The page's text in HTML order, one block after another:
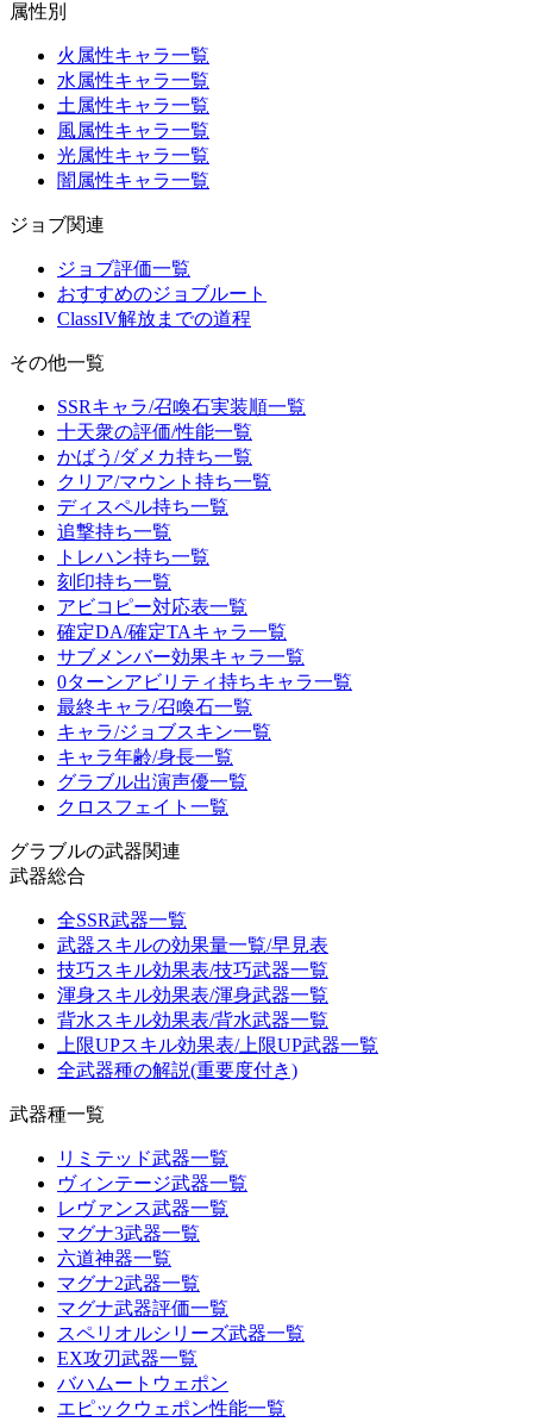
属性別
火属性キャラ一覧
水属性キャラ一覧
土属性キャラ一覧
風属性キャラ一覧
光属性キャラ一覧
闇属性キャラ一覧
ジョブ関連
ジョブ評価一覧
おすすめのジョブルート
ClassIV解放までの道程
その他一覧
SSRキャラ/召喚石実装順一覧
十天衆の評価/性能一覧
かばう/ダメカ持ち一覧
クリア/マウント持ち一覧
ディスペル持ち一覧
追撃持ち一覧
トレハン持ち一覧
刻印持ち一覧
アビコピー対応表一覧
確定DA/確定TAキャラ一覧
サブメンバー効果キャラ一覧
0ターンアビリティ持ちキャラ一覧
最終キャラ/召喚石一覧
キャラ/ジョブスキン一覧
キャラ年齢/身長一覧
グラブル出演声優一覧
クロスフェイト一覧
グラブルの武器関連
武器総合
全SSR武器一覧
武器スキルの効果量一覧/早見表
技巧スキル効果表/技巧武器一覧
渾身スキル効果表/渾身武器一覧
背水スキル効果表/背水武器一覧
上限UPスキル効果表/上限UP武器一覧
全武器種の解説(重要度付き)
武器種一覧
リミテッド武器一覧
ヴィンテージ武器一覧
レヴァンス武器一覧
マグナ3武器一覧
六道神器一覧
マグナ2武器一覧
マグナ武器評価一覧
スペリオルシリーズ武器一覧
EX攻刃武器一覧
バハムートウェポン
エピックウェポン性能一覧